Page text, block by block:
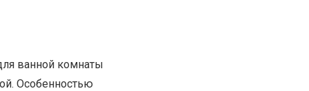
ванной комнаты
Особенностью